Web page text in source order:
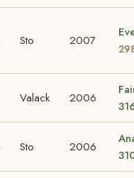
Sto 2007
Valack 2006
Sto 2006